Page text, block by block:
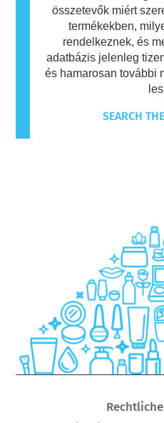
összetevők miért
termékekben,
rendelkeznek, és
adatbázis jelenleg
és hamarosan további
SEARCH